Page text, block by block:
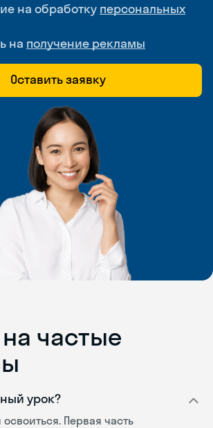
на обработку персональных
на получение рекламы
Оставить заявку
частые
урок?
Первая часть